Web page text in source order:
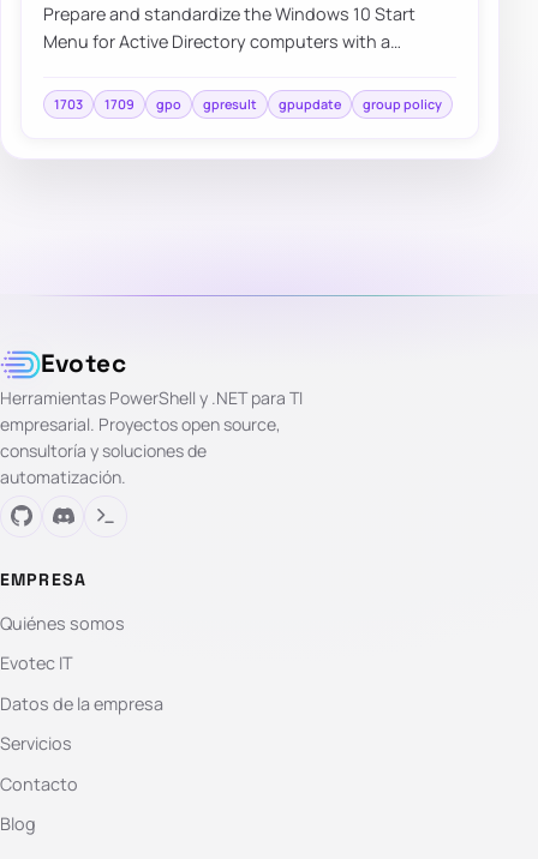
Prepare and standardize the Windows 10 Start
Menu for Active Directory computers with a
cont…
1703 1709 gpo gpresult gpupdate group policy
Evotec
Herramientas PowerShell y .NET para TI
empresarial. Proyectos open source,
consultoría y soluciones de
automatización.
EMPRESA
Quiénes somos
Evotec IT
Datos de la empresa
Servicios
Contacto
Blog